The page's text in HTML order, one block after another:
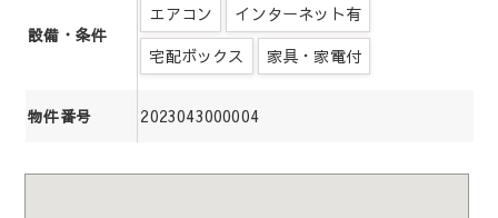
設備・条件
エアコン
インターネット有
宅配ボックス
家具・家電付
物件番号 2023043000004